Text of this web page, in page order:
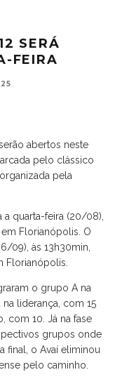
SERÁ
FEIRA
abertos neste
pelo clássico
pela
a quarta-feira (20/08),
Florianópolis. O
09), às 13h30min,
Florianópolis.
o grupo A na
liderança, com 15
com 10. Já na fase
grupos onde
final, o Avaí eliminou
pelo caminho.